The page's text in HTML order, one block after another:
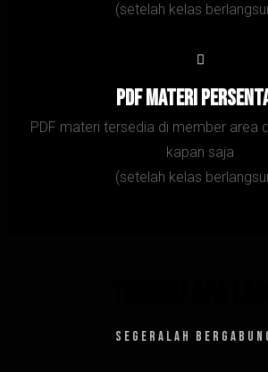
(setelah kelas
PDF Materi
PDF materi tersedia di member area
kapan saja
(setelah kelas
SEGERALAH